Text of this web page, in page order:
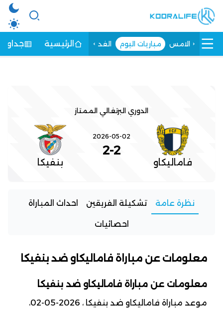
الامس مباريات اليوم الغد الرئيسية جداول
الدوري البرتغالي الممتاز
فاماليكاو
2026-05-02
2
-
2
بنفيكا
نظرة عامة تشكيلة الفريقين احداث المباراة
احصائيات
معلومات عن مباراة فاماليكاو ضد بنفيكا
معلومات عن مباراة فاماليكاو ضد بنفيكا
موعد مباراة فاماليكاو ضد بنفيكا ، 2026-05-02،